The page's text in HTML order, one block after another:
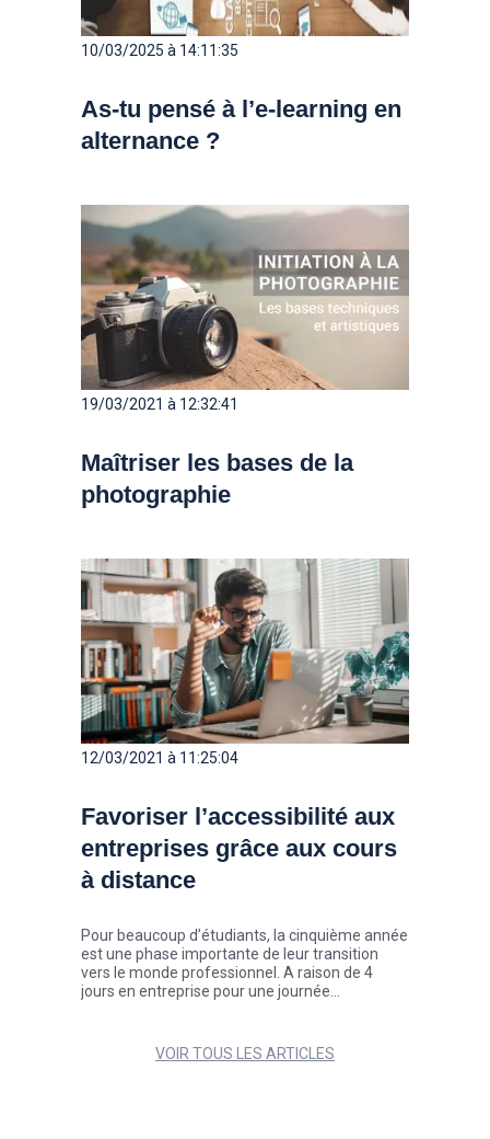
10/03/2025 à 14:11:35
As-tu pensé à l’e-learning en
alternance ?
19/03/2021 à 12:32:41
Maîtriser les bases de la
photographie
12/03/2021 à 11:25:04
Favoriser l’accessibilité aux
entreprises grâce aux cours
à distance
Pour beaucoup d’étudiants, la cinquième année
est une phase importante de leur transition
vers le monde professionnel. A raison de 4
jours en entreprise pour une journée
(Marque et Management de l’Innovation), Créa
360° et International de suivre leurs cours à
VOIR TOUS LES ARTICLES